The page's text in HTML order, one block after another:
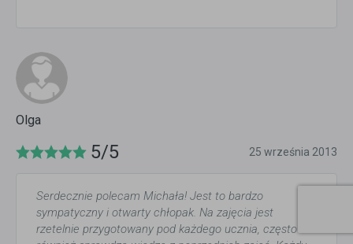
Olga
5/5 25 września 2013
Serdecznie polecam Michała! Jest to bardzo
sympatyczny i otwarty chłopak. Na zajęcia jest
rzetelnie przygotowany pod każdego ucznia, często